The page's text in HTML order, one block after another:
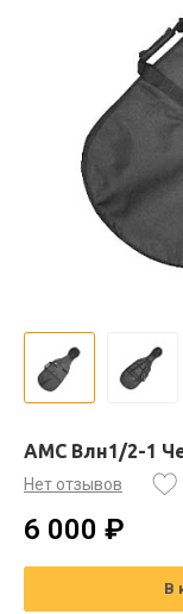
AMC Влн1/2-1
Нет отзывов
6 000 ₽
В